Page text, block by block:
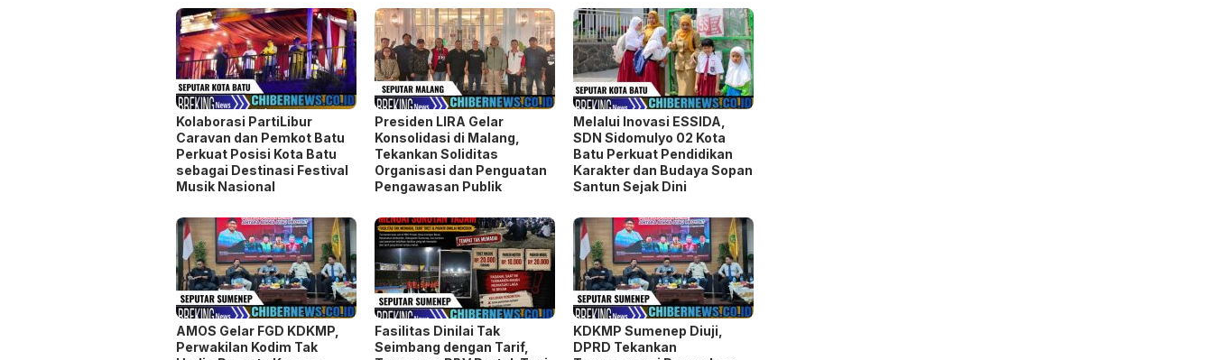
Kolaborasi PartiLibur
Caravan dan Pemkot Batu
Perkuat Posisi Kota Batu
sebagai Destinasi Festival
Musik Nasional
Presiden LIRA Gelar
Konsolidasi di Malang,
Tekankan Soliditas
Organisasi dan Penguatan
Pengawasan Publik
Melalui Inovasi ESSIDA,
SDN Sidomulyo 02 Kota
Batu Perkuat Pendidikan
Karakter dan Budaya Sopan
Santun Sejak Dini
AMOS Gelar FGD KDKMP,
Perwakilan Kodim Tak
Hadir, Peserta Kecewa
Sejumlah Pertanyaan
Krusial Belum Terjawab
Fasilitas Dinilai Tak
Seimbang dengan Tarif,
Turnamen PBV Protek Tuai
Sorotan Tajam
KDKMP Sumenep Diuji,
DPRD Tekankan
Transparansi Pengadaan,
PKDI Desak Pelibatan
Kepala Desa